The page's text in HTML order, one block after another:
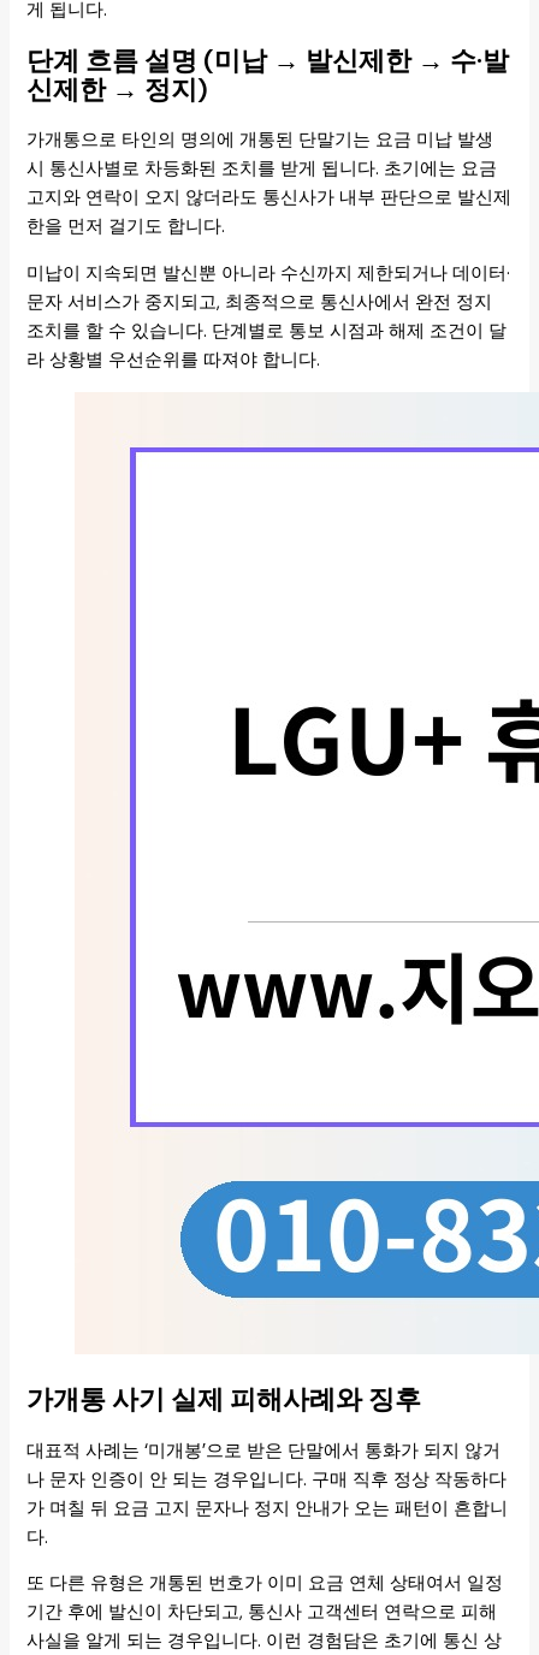
게 됩니다.
단계 흐름 설명 (미납 → 발신제한 → 수·발
신제한 → 정지)
가개통으로 타인의 명의에 개통된 단말기는 요금 미납 발생
시 통신사별로 차등화된 조치를 받게 됩니다. 초기에는 요금
고지와 연락이 오지 않더라도 통신사가 내부 판단으로 발신제
한을 먼저 걸기도 합니다.
미납이 지속되면 발신뿐 아니라 수신까지 제한되거나 데이터·
문자 서비스가 중지되고, 최종적으로 통신사에서 완전 정지
조치를 할 수 있습니다. 단계별로 통보 시점과 해제 조건이 달
라 상황별 우선순위를 따져야 합니다.
가개통 사기 실제 피해사례와 징후
대표적 사례는 ‘미개봉’으로 받은 단말에서 통화가 되지 않거
나 문자 인증이 안 되는 경우입니다. 구매 직후 정상 작동하다
가 며칠 뒤 요금 고지 문자나 정지 안내가 오는 패턴이 흔합니
다.
또 다른 유형은 개통된 번호가 이미 요금 연체 상태여서 일정
기간 후에 발신이 차단되고, 통신사 고객센터 연락으로 피해
사실을 알게 되는 경우입니다. 이런 경험담은 초기에 통신 상